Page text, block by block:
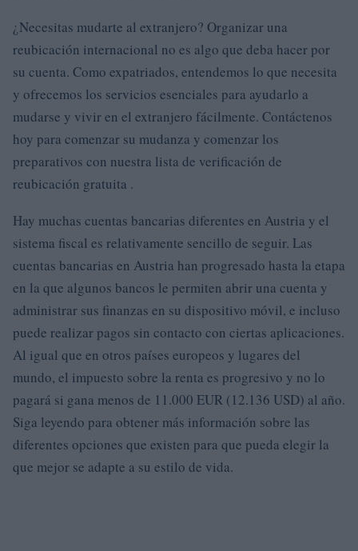
¿Necesitas mudarte al extranjero? Organizar una
reubicación internacional no es algo que deba hacer por
su cuenta. Como expatriados, entendemos lo que necesita
y ofrecemos los servicios esenciales para ayudarlo a
mudarse y vivir en el extranjero fácilmente. Contáctenos
hoy para comenzar su mudanza y comenzar los
preparativos con nuestra lista de verificación de
reubicación gratuita .
Hay muchas cuentas bancarias diferentes en Austria y el
sistema fiscal es relativamente sencillo de seguir. Las
cuentas bancarias en Austria han progresado hasta la etapa
en la que algunos bancos le permiten abrir una cuenta y
administrar sus finanzas en su dispositivo móvil, e incluso
puede realizar pagos sin contacto con ciertas aplicaciones.
Al igual que en otros países europeos y lugares del
mundo, el impuesto sobre la renta es progresivo y no lo
pagará si gana menos de 11.000 EUR (12.136 USD) al año.
Siga leyendo para obtener más información sobre las
diferentes opciones que existen para que pueda elegir la
que mejor se adapte a su estilo de vida.